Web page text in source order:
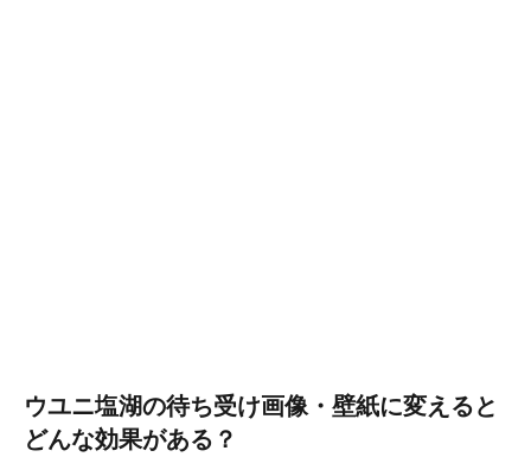
ウユニ塩湖の待ち受け画像・壁紙に変えると
どんな効果がある？